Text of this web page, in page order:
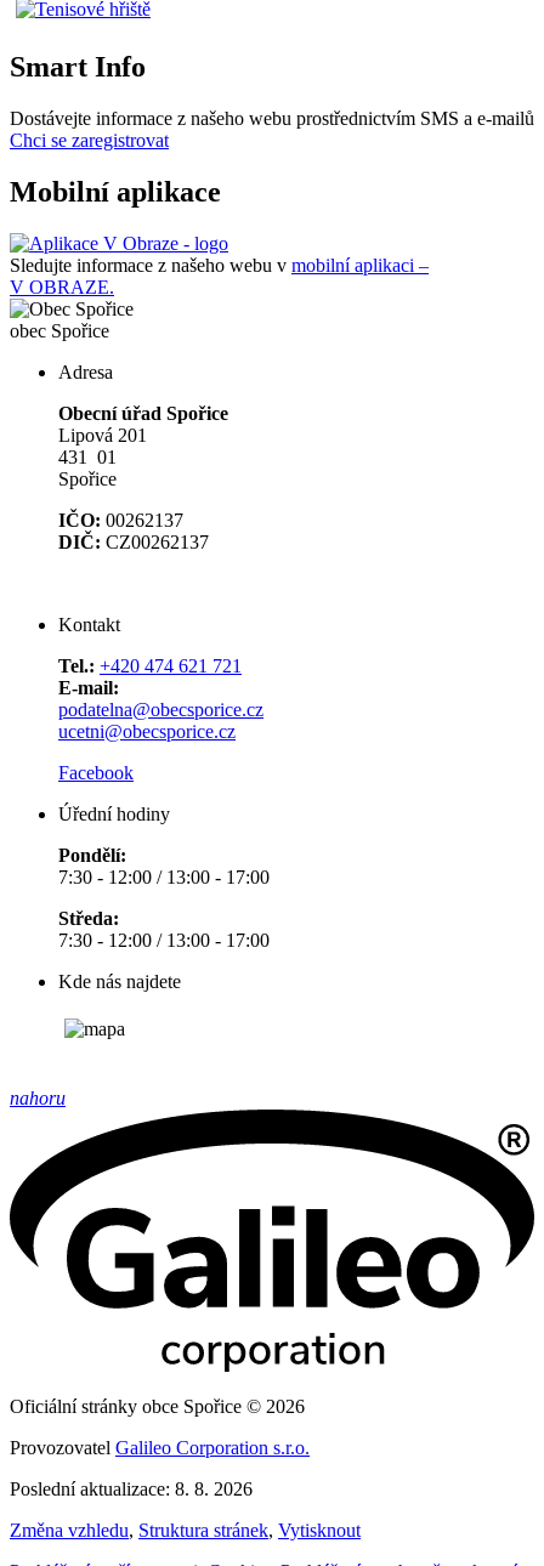
Smart Info
Dostávejte informace z našeho webu prostřednictvím SMS a e-mailů
Chci se zaregistrovat
Mobilní aplikace
Sledujte informace z našeho webu v mobilní aplikaci –
V OBRAZE.
obec Spořice
Adresa
Obecní úřad Spořice
Lipová 201
431 01
Spořice
IČO: 00262137
DIČ: CZ00262137
Kontakt
Tel.: +420 474 621 721
E-mail:
podatelna@obecsporice.cz
ucetni@obecsporice.cz
Facebook
Úřední hodiny
Pondělí:
7:30 - 12:00 / 13:00 - 17:00
Středa:
7:30 - 12:00 / 13:00 - 17:00
Kde nás najdete
nahoru
Oficiální stránky obce Spořice © 2026
Provozovatel Galileo Corporation s.r.o.
Poslední aktualizace: 8. 8. 2026
Změna vzhledu, Struktura stránek, Vytisknout